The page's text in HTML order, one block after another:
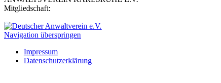
Mitgliedschaft:
Navigation überspringen
Impressum
Datenschutzerklärung